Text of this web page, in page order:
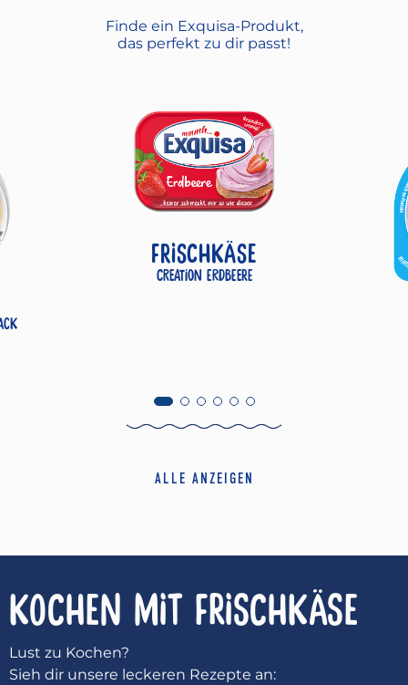
Finde ein Exquisa-Produkt,
das perfekt zu dir passt!
FRISCHKÄSE
Creation Erdbeere
ALLE ANZEIGEN
KOCHEN MIT FRISCHKÄSE
Lust zu Kochen?
Sieh dir unsere leckeren Rezepte an: